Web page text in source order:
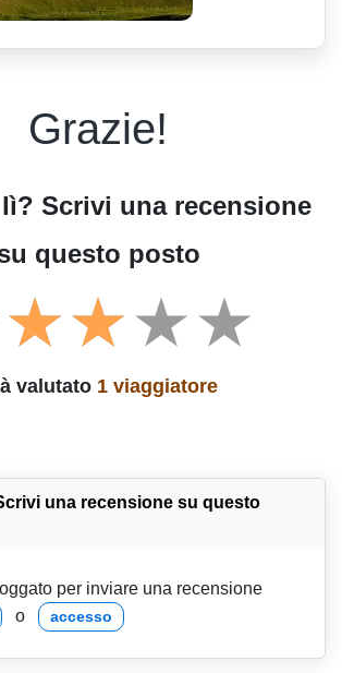
Grazie!
Scrivi una recensione
questo posto
valutato 1 viaggiatore
una recensione su questo
per inviare una recensione
o accesso